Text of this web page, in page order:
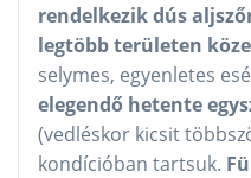
rendelkezik dús
legtöbb területen
selymes, egyenletes
elegendő hetente
(vedléskor kicsit
kondícióban tartsuk.